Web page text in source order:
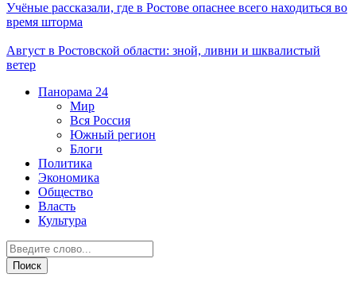
Учёные рассказали, где в Ростове опаснее всего находиться во
время шторма
Август в Ростовской области: зной, ливни и шквалистый
ветер
Панорама 24
Мир
Вся Россия
Южный регион
Блоги
Политика
Экономика
Общество
Власть
Культура